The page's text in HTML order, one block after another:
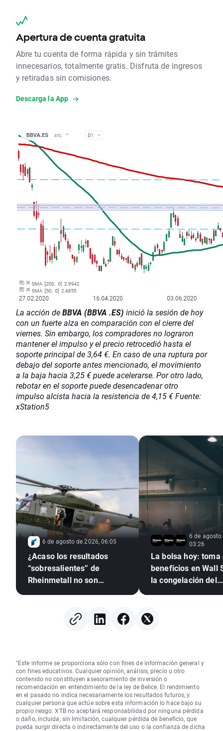
Apertura de cuenta gratuita
Abre tu cuenta de forma rápida y sin trámites
innecesarios, totalmente gratis. Disfruta de ingresos
y retiradas sin comisiones.
Descarga la App
La acción deBBVA (BBVA .ES) inició la sesión de hoy
con un fuerte alza en comparación con el cierre del
viernes. Sin embargo, los compradores no lograron
mantener el impulso y el precio retrocedió hasta el
soporte principal de 3,64 €. En caso de una ruptura por
debajo del soporte antes mencionado, el movimiento
a la baja hacia 3,25 € puede acelerarse. Por otro lado,
rebotar en el soporte puede desencadenar otro
impulso alcista hacia la resistencia de 4,15 € Fuente:
xStation5
6 de agosto de 2026, 06:05
¿Acaso los resultados
“sobresalientes” de
Rheinmetall no son
6 de agosto
03:26
La bolsa hoy: toma de
beneficios en Wall
la congelación del
"Este informe se proporciona sólo con fines de información general y
con fines educativos. Cualquier opinión, análisis, precio u otro
contenido no constituyen asesoramiento de inversión o
recomendación en entendimiento de la ley de Belice. El rendimiento
en el pasado no indica necesariamente los resultados futuros, y
cualquier persona que actúe sobre esta información lo hace bajo su
propio riesgo. XTB no aceptará responsabilidad por ninguna pérdida
o daño, incluida, sin limitación, cualquier pérdida de beneficio, que
pueda surgir directa o indirectamente del uso o la confianza de dicha